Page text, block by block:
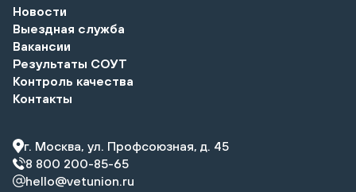
Новости
Выездная служба
Вакансии
Результаты СОУТ
Контроль качества
Контакты
г. Москва, ул. Профсоюзная, д. 45
8 800 200-85-65
hello@vetunion.ru